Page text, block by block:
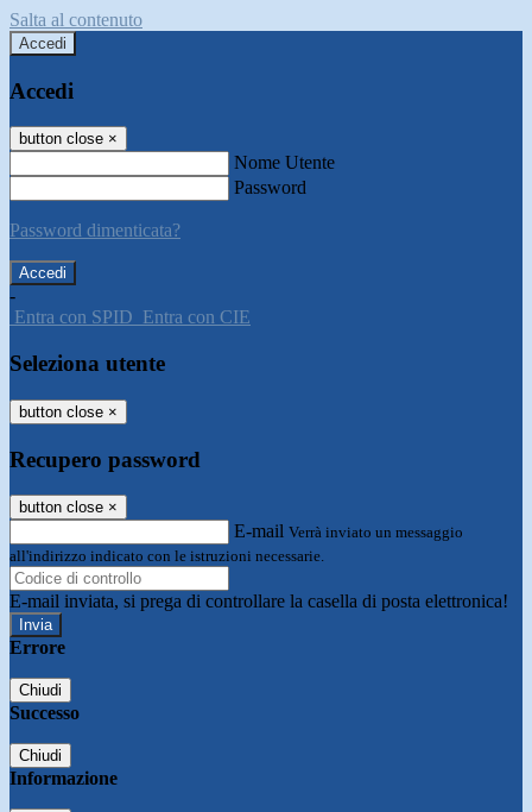
Salta al contenuto
Accedi
Accedi
button close ×
Nome Utente
Password
Password dimenticata?
-
Entra con SPID Entra con CIE
Seleziona utente
button close ×
Recupero password
button close ×
E-mail Verrà inviato un messaggio
all'indirizzo indicato con le istruzioni necessarie.
E-mail inviata, si prega di controllare la casella di posta elettronica!
Errore
Chiudi
Successo
Chiudi
Informazione